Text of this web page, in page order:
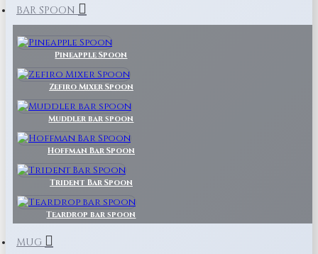
BAR SPOON
Pineapple Spoon
Zefiro Mixer Spoon
Muddler bar spoon
Hoffman Bar Spoon
Trident Bar Spoon
Teardrop bar spoon
MUG